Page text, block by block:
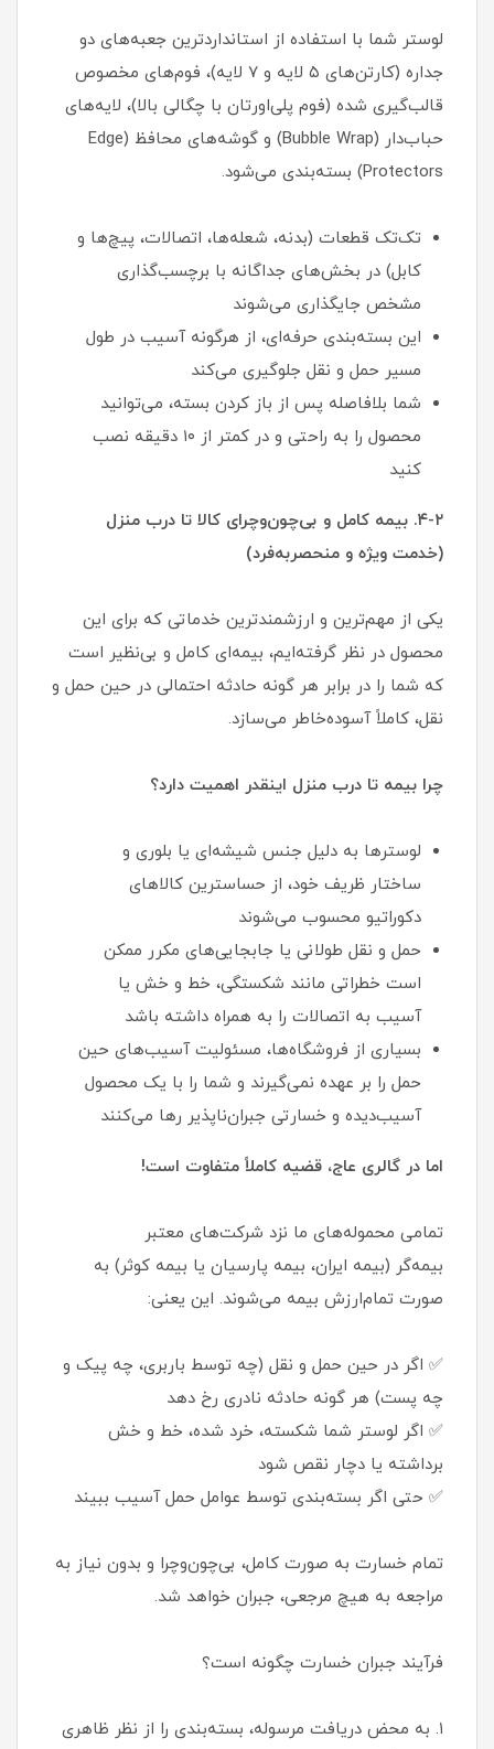
لوستر شما با استفاده از استانداردترین جعبه‌های دو
جداره (کارتن‌های ۵ لایه و ۷ لایه)، فوم‌های مخصوص
قالب‌گیری شده (فوم پلی‌اورتان با چگالی بالا)، لایه‌های
حباب‌دار (Bubble Wrap) و گوشه‌های محافظ (Edge
Protectors) بسته‌بندی می‌شود.
تک‌تک قطعات (بدنه، شعله‌ها، اتصالات، پیچ‌ها و
کابل) در بخش‌های جداگانه با برچسب‌گذاری
مشخص جایگذاری می‌شوند
این بسته‌بندی حرفه‌ای، از هرگونه آسیب در طول
مسیر حمل و نقل جلوگیری می‌کند
شما بلافاصله پس از باز کردن بسته، می‌توانید
محصول را به راحتی و در کمتر از ۱۰ دقیقه نصب
کنید
۴-۲. بیمه کامل و بی‌چون‌وچرای کالا تا درب منزل
(خدمت ویژه و منحصربه‌فرد)
یکی از مهم‌ترین و ارزشمندترین خدماتی که برای این
محصول در نظر گرفته‌ایم، بیمه‌ای کامل و بی‌نظیر است
که شما را در برابر هر گونه حادثه احتمالی در حین حمل و
نقل، کاملاً آسوده‌خاطر می‌سازد.
چرا بیمه تا درب منزل اینقدر اهمیت دارد؟
لوسترها به دلیل جنس شیشه‌ای یا بلوری و
ساختار ظریف خود، از حساسترین کالاهای
دکوراتیو محسوب می‌شوند
حمل و نقل طولانی یا جابجایی‌های مکرر ممکن
است خطراتی مانند شکستگی، خط و خش یا
آسیب به اتصالات را به همراه داشته باشد
بسیاری از فروشگاه‌ها، مسئولیت آسیب‌های حین
حمل را بر عهده نمی‌گیرند و شما را با یک محصول
آسیب‌دیده و خسارتی جبران‌ناپذیر رها می‌کنند
اما در گالری عاج، قضیه کاملاً متفاوت است!
تمامی محموله‌های ما نزد شرکت‌های معتبر
بیمه‌گر (بیمه ایران، بیمه پارسیان یا بیمه کوثر) به
صورت تمام‌ارزش بیمه می‌شوند. این یعنی:
✅ اگر در حین حمل و نقل (چه توسط باربری، چه پیک و
چه پست) هر گونه حادثه نادری رخ دهد
✅ اگر لوستر شما شکسته، خرد شده، خط و خش
برداشته یا دچار نقص شود
✅ حتی اگر بسته‌بندی توسط عوامل حمل آسیب ببیند
تمام خسارت به صورت کامل، بی‌چون‌وچرا و بدون نیاز به
مراجعه به هیچ مرجعی، جبران خواهد شد.
فرآیند جبران خسارت چگونه است؟
۱. به محض دریافت مرسوله، بسته‌بندی را از نظر ظاهری